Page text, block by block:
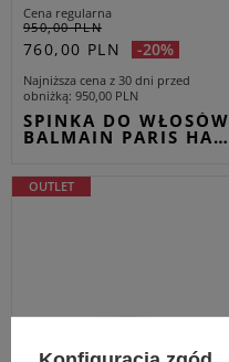
Cena regularna
950,00 PLN
760,00 PLN -20%
Najniższa cena z 30 dni przed
obniżką 950,00 PLN
SPINKA DO WŁOSÓW
BALMAIN PARIS HA…
OUTLET